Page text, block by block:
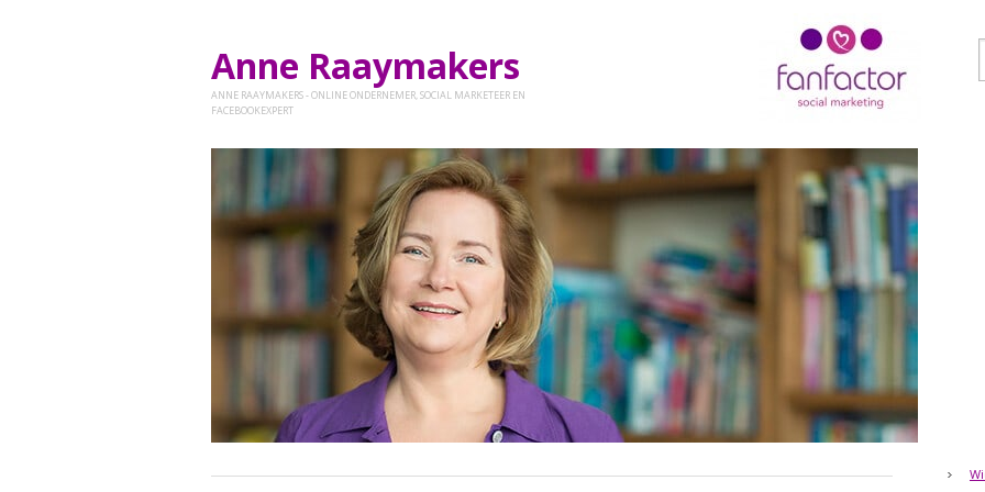
Anne Raaymakers
ANNE RAAYMAKERS - ONLINE ONDERNEMER, SOCIAL MARKETEER EN
FACEBOOKEXPERT